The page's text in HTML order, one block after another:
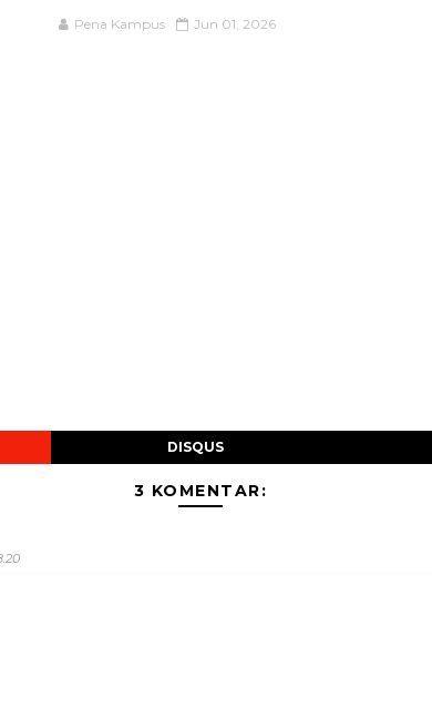
Pena Kampus Jun 01, 2026
DISQUS
3 KOMENTAR: